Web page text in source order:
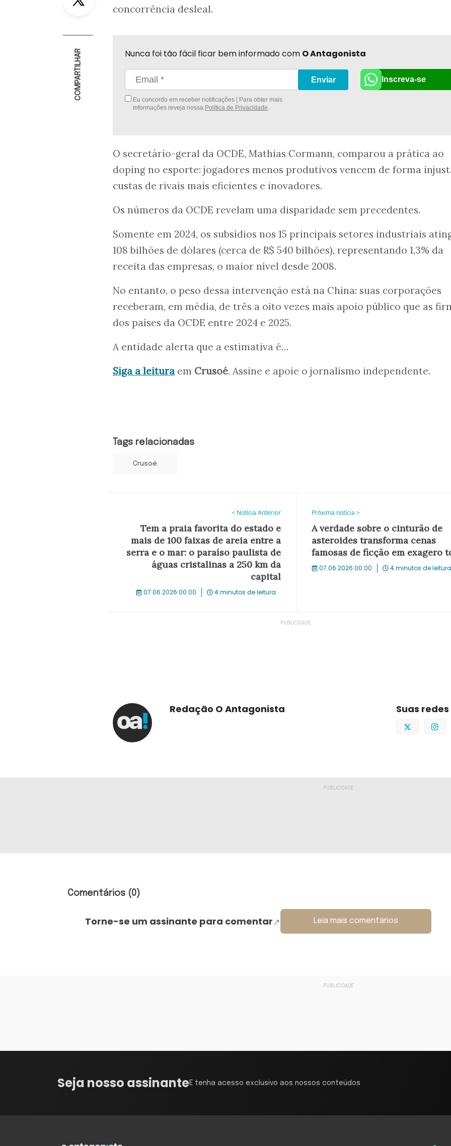
COMPARTILHAR
concorrência desleal.
Nunca foi tão fácil ficar bem informado com O Antagonista
Eu concordo em receber notificações | Para obter mais
informações reveja nossa Política de Privacidade.
Enviar Inscreva-se
O secretário-geral da OCDE, Mathias Cormann, comparou a prática ao
doping no esporte: jogadores menos produtivos vencem de forma
custas de rivais mais eficientes e inovadores.
Os números da OCDE revelam uma disparidade sem precedentes.
Somente em 2024, os subsídios nos 15 principais setores industriais
108 bilhões de dólares (cerca de R$ 540 bilhões), representando 1,3% da
receita das empresas, o maior nível desde 2008.
No entanto, o peso dessa intervenção está na China: suas corporações
receberam, em média, de três a oito vezes mais apoio público que as
dos países da OCDE entre 2024 e 2025.
A entidade alerta que a estimativa é…
Siga a leitura em Crusoé. Assine e apoie o jornalismo independente.
Tags relacionadas
Crusoé
< Notícia Anterior
Tem a praia favorita do estado e
mais de 100 faixas de areia entre a
serra e o mar: o paraíso paulista de
águas cristalinas a 250 km da
capital
07.06.2026 00:00 4 minutos de leitura
Próxima notícia >
A verdade sobre o cinturão de
asteroides transforma cenas
famosas de ficção em exagero
07.06.2026 00:00 4 minutos de leitura
Redação O Antagonista Suas redes
Twitter
Comentários (0)
Torne-se um assinante para comentar Leia mais comentários
Seja nosso assinanteE tenha acesso exclusivo aos nossos conteúdos